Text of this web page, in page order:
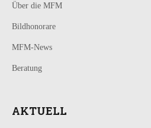
Über die MFM
Bildhonorare
MFM-News
Beratung
AKTUELL